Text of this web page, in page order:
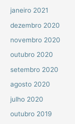
janeiro 2021
dezembro 2020
novembro 2020
outubro 2020
setembro 2020
agosto 2020
julho 2020
outubro 2019